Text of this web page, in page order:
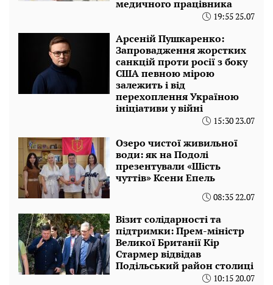
медичного працівника
19:55 25.07
Арсеній Пушкаренко:
Запровадження жорстких
санкцій проти росії з боку
США певною мірою
залежить і від
перехоплення Україною
ініціативи у війні
15:30 23.07
Озеро чистої живильної
води: як на Подолі
презентували «Шість
чуттів» Ксени Епель
08:35 22.07
Візит солідарності та
підтримки: Прем-міністр
Великої Британії Кір
Стармер відвідав
Подільський район столиці
10:15 20.07